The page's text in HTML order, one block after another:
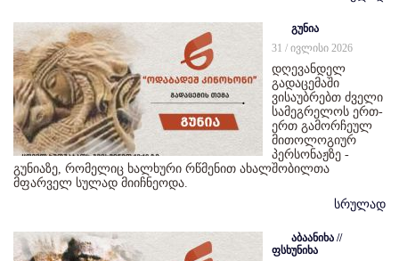
გუნია
31 / ივლისი 2026
დღევანდელ
გადაცემაში
ვისაუბრებთ ძველი
სამეგრელოს ერთ-
ერთ გამორჩეულ
მითოლოგიურ
პერსონაჟზე -
გუნიაზე, რომელიც ხალხური რწმენით ახალშობილთა
მფარველ სულად მიიჩნეოდა.
სრულად
აბაანიხა //
ფსხუნიხა